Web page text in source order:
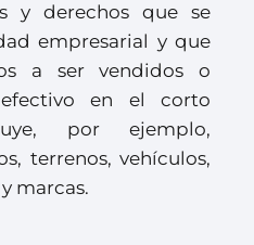
y derechos que se
empresarial y que
a ser vendidos o
en el corto
por ejemplo,
terrenos, vehículos,
marcas.